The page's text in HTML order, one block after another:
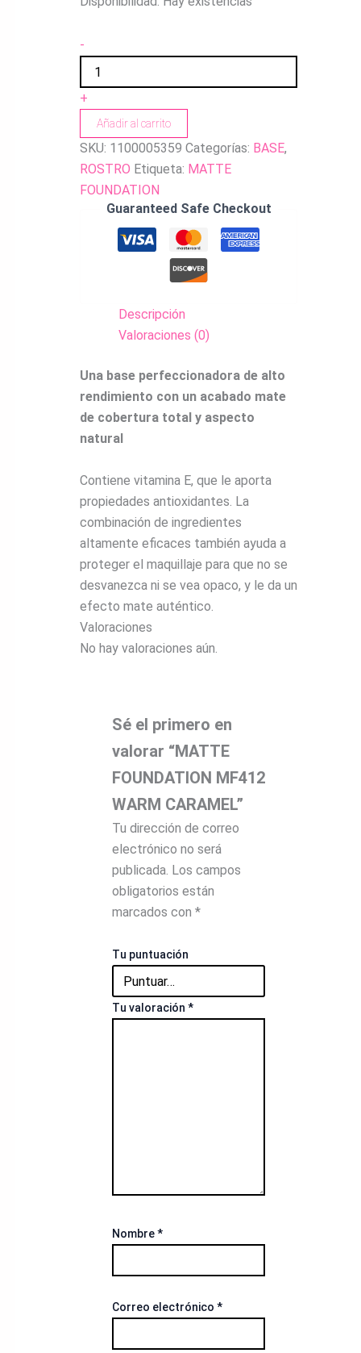
-
+
Añadir al carrito
SKU: 1100005359 Categorías: BASE,
ROSTRO Etiqueta: MATTE
FOUNDATION
Guaranteed Safe Checkout
Descripción
Valoraciones (0)
Una base perfeccionadora de alto
rendimiento con un acabado mate
de cobertura total y aspecto
natural
Contiene vitamina E, que le aporta
propiedades antioxidantes. La
combinación de ingredientes
altamente eficaces también ayuda a
proteger el maquillaje para que no se
desvanezca ni se vea opaco, y le da un
efecto mate auténtico.
Valoraciones
No hay valoraciones aún.
Sé el primero en
valorar “MATTE
FOUNDATION MF412
WARM CARAMEL”
Tu dirección de correo
electrónico no será
publicada. Los campos
obligatorios están
marcados con *
Tu puntuación
Tu valoración *
Nombre*
Correo electrónico *